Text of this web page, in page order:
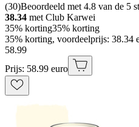
(30)Beoordeeld met 4.8 van de 5
38.34 met Club Karwei
35% korting35% korting
35% korting, voordeelprijs: 38.34
58.99
Prijs: 58.99 euro